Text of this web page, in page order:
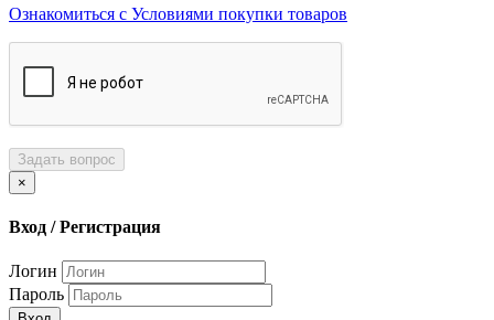
Ознакомиться с Условиями покупки товаров
Задать вопрос
×
Вход / Регистрация
Логин
Пароль